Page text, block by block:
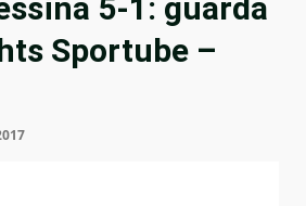
5-1: guarda
Sportube –